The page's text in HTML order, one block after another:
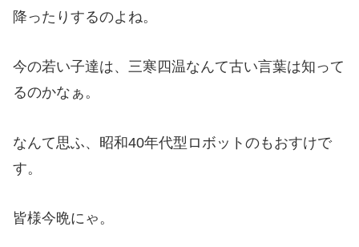
降ったりするのよね。
今の若い子達は、三寒四温なんて古い言葉は知って
るのかなぁ。
なんて思ふ、昭和40年代型ロボットのもおすけで
す。
皆様今晩にゃ。